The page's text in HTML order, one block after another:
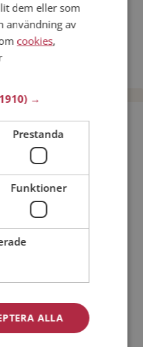
kostnad!
dem eller som
användning av
cookies,
→
Prestanda
Funktioner
ALLA